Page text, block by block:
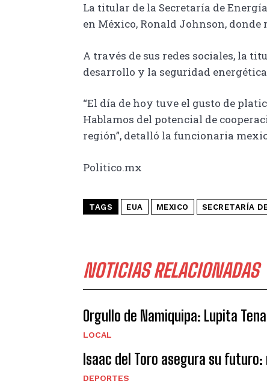
La titular de la Secretaría de
en México, Ronald Johnson,
A través de sus redes sociales, la
desarrollo y la seguridad
“El día de hoy tuve el gusto de
Hablamos del potencial de
región”, detalló la funcionaria
Politico.mx
TAGS EUA MEXICO SECRETARÍA
NOTICIAS RELACIONADAS
Orgullo de Namiquipa: Lupita
LOCAL
Isaac del Toro asegura su futuro:
DEPORTES